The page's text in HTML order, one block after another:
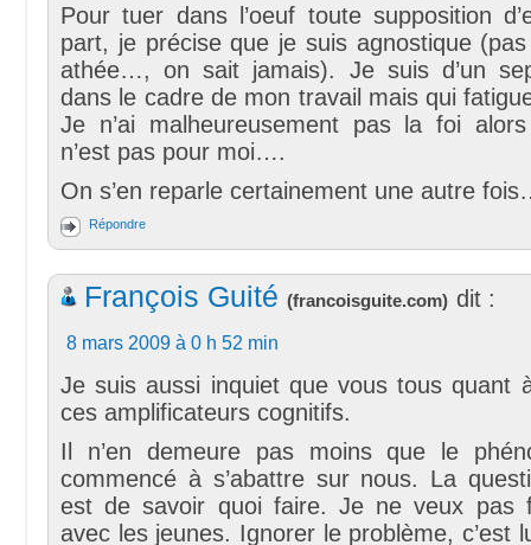
Pour tuer dans l’oeuf toute supposition
part, je précise que je suis agnostique (pas
athée…, on sait jamais). Je suis d’un
dans le cadre de mon travail mais qui
Je n’ai malheureusement pas la foi alors
n’est pas pour moi….
On s’en reparle certainement une autre
Répondre
François Guité (francoisguite.com) dit :
8 mars 2009 à 0 h 52 min
Je suis aussi inquiet que vous tous quant
ces amplificateurs cognitifs.
Il n’en demeure pas moins que le
commencé à s’abattre sur nous. La
est de savoir quoi faire. Je ne veux pas
avec les jeunes. Ignorer le problème, c’est